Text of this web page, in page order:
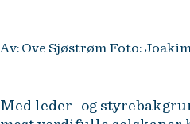
Av: Ove Sjøstrøm Foto:
Med leder- og